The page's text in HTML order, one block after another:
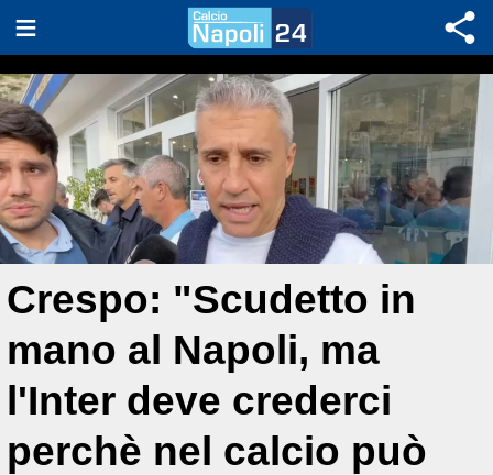
Crespo: "Scudetto in
mano al Napoli, ma
l'Inter deve crederci
perchè nel calcio può